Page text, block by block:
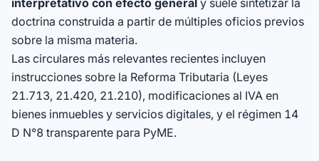
doctrina construida a partir de múltiples oficios previos
sobre la misma materia.
Las circulares más relevantes recientes incluyen
instrucciones sobre la Reforma Tributaria (Leyes
21.713, 21.420, 21.210), modificaciones al IVA en
bienes inmuebles y servicios digitales, y el régimen 14
D N°8 transparente para PyME.